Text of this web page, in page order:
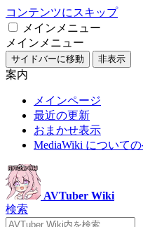
コンテンツにスキップ
メインメニュー
メインメニュー
サイドバーに移動 非表示
案内
メインページ
最近の更新
おまかせ表示
MediaWiki について
AVTuber Wiki
検索